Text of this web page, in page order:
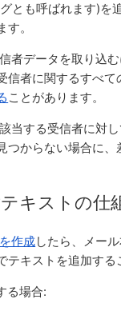
とも呼ばれます)を
。
データを取り込む
信者に関するすべて
ことがあります。
当する受信者に対
つからない場合に
キストの仕
作成したら、メー
キストを追加す
る場合: